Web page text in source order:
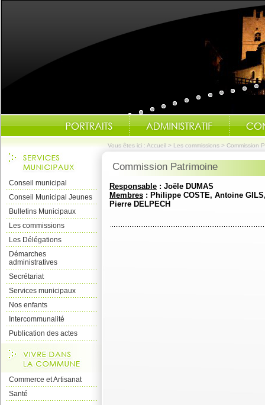
Vous êtes ici : Accueil > Les commissions > Commission
Conseil municipal
Conseil Municipal Jeunes
Bulletins Municipaux
Les commissions
Les Délégations
Démarches
administratives
Secrétariat
Services municipaux
Nos enfants
Intercommunalité
Publication des actes
Commerce et Artisanat
Santé
Commission Patrimoine
Responsable : Joële DUMAS
Membres : Philippe COSTE, Antoine
Pierre DELPECH